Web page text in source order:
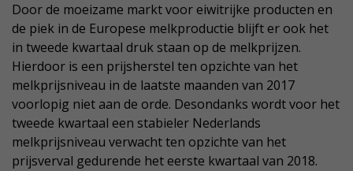
Door de moeizame markt voor eiwitrijke producten en
de piek in de Europese melkproductie blijft er ook het
in tweede kwartaal druk staan op de melkprijzen.
Hierdoor is een prijsherstel ten opzichte van het
melkprijsniveau in de laatste maanden van 2017
voorlopig niet aan de orde. Desondanks wordt voor het
tweede kwartaal een stabieler Nederlands
melkprijsniveau verwacht ten opzichte van het
prijsverval gedurende het eerste kwartaal van 2018.